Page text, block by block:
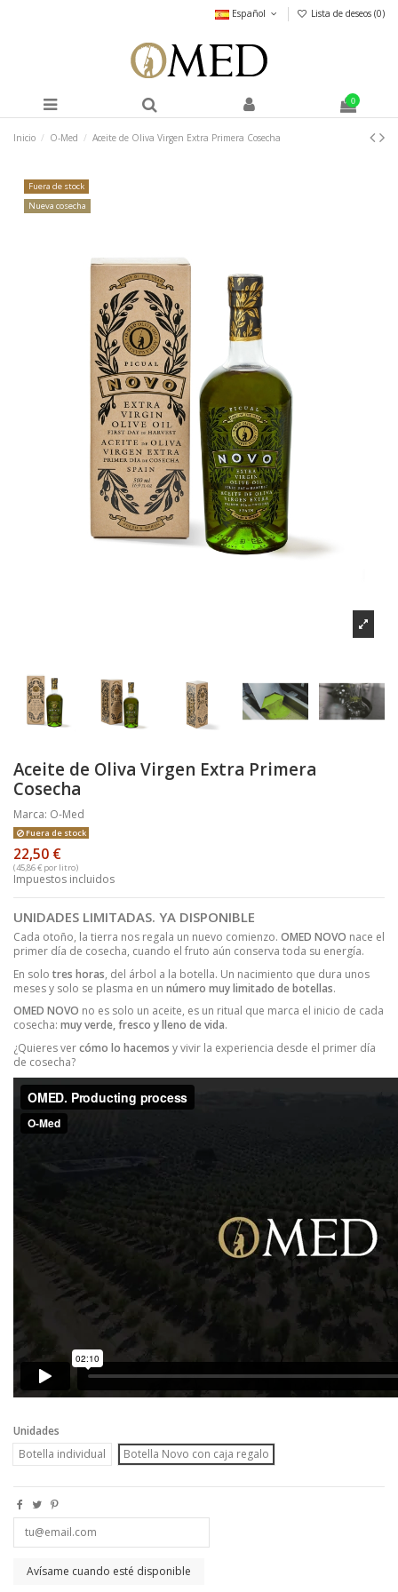
Español Lista de deseos (0)
0
Inicio O-Med Aceite de Oliva Virgen Extra Primera Cosecha
Fuera de stock
Nueva cosecha
Aceite de Oliva Virgen Extra Primera
Cosecha
Marca: O-Med
Fuera de stock
22,50 €
(45,86 € por litro)
Impuestos incluidos
UNIDADES LIMITADAS. YA DISPONIBLE
Cada otoño, la tierra nos regala un nuevo comienzo. OMED NOVO nace el
primer día de cosecha, cuando el fruto aún conserva toda su energía.
En solo tres horas, del árbol a la botella. Un nacimiento que dura unos
meses y solo se plasma en un número muy limitado de botellas.
OMED NOVO no es solo un aceite, es un ritual que marca el inicio de cada
cosecha: muyverde, fresco y lleno de vida.
¿Quieres vercómo lo hacemos y vivir la experiencia desde el primer día
de cosecha?
Unidades
Botella individual
Botella Novo con caja regalo